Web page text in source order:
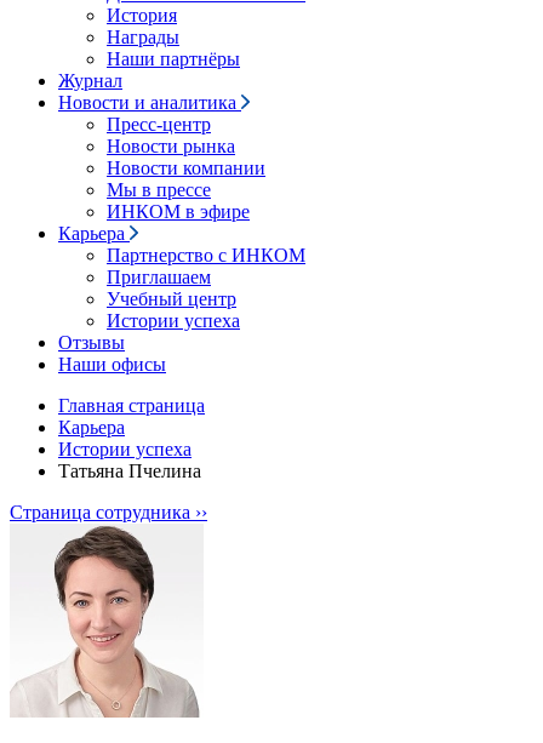
История
Награды
Наши партнёры
Журнал
Новости и аналитика
Пресс-центр
Новости рынка
Новости компании
Мы в прессе
ИНКОМ в эфире
Карьера
Партнерство с ИНКОМ
Приглашаем
Учебный центр
Истории успеха
Отзывы
Наши офисы
Главная страница
Карьера
Истории успеха
Татьяна Пчелина
Страница сотрудника ››